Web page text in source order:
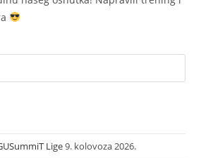
Lige9. kolovoza 2026.